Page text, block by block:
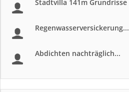
Stadtvilla 141m Grundrisse
Regenwasserversickerung...
Abdichten nachträglich...